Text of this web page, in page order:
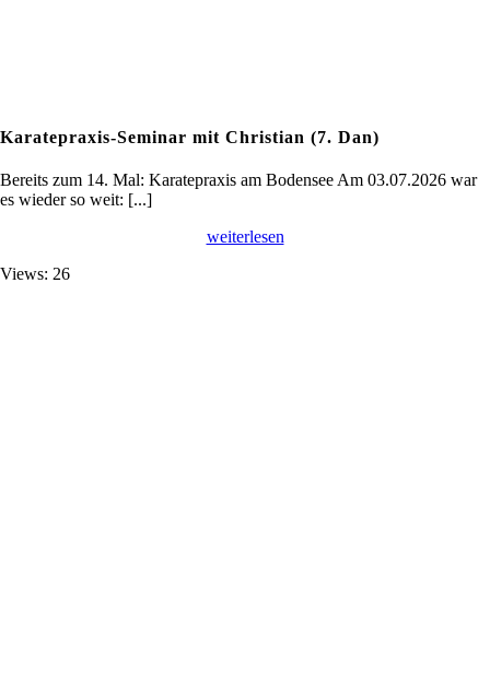
Karatepraxis-Seminar mit Christian (7. Dan)
Bereits zum 14. Mal: Karatepraxis am Bodensee Am 03.07.2026 war
es wieder so weit: [...]
weiterlesen
Views: 26